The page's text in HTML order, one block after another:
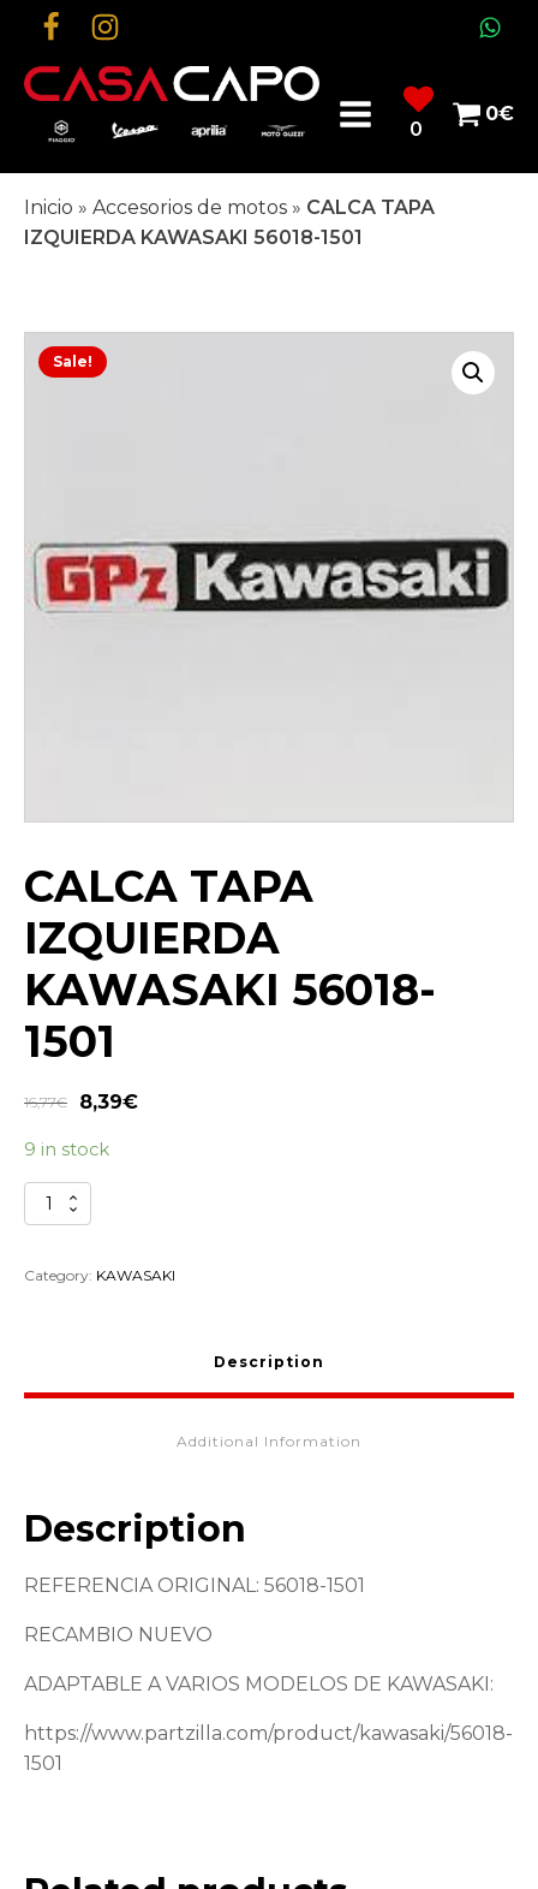
0
0€
Inicio » Accesorios de motos » CALCA TAPA
IZQUIERDA KAWASAKI 56018-1501
Sale!
CALCA TAPA
IZQUIERDA
KAWASAKI 56018-
1501
16,77€ 8,39€
9 in stock
CALCA
TAPA
KAWASAKI
Category: KAWASAKI
Description
Additional Information
Description
REFERENCIA ORIGINAL: 56018-1501
RECAMBIO NUEVO
ADAPTABLE A VARIOS MODELOS DE KAWASAKI:
https://www.partzilla.com/product/kawasaki/56018-
1501